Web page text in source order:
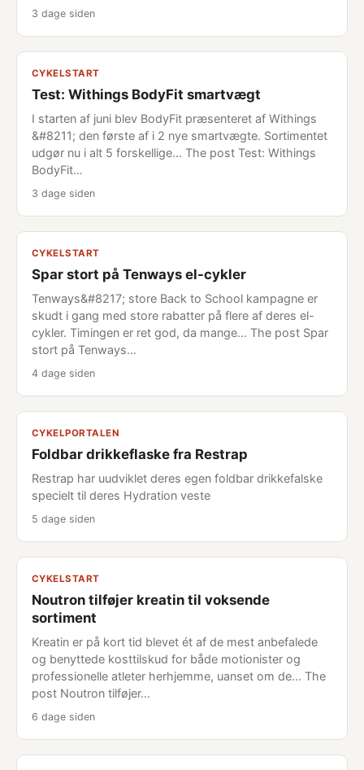
3 dage siden
CYKELSTART
Test: Withings BodyFit smartvægt
I starten af juni blev BodyFit præsenteret af Withings
&#8211; den første af i 2 nye smartvægte. Sortimentet
udgør nu i alt 5 forskellige... The post Test: Withings
BodyFit…
3 dage siden
CYKELSTART
Spar stort på Tenways el-cykler
Tenways&#8217; store Back to School kampagne er
skudt i gang med store rabatter på flere af deres el-
cykler. Timingen er ret god, da mange... The post Spar
stort på Tenways…
4 dage siden
CYKELPORTALEN
Foldbar drikkeflaske fra Restrap
Restrap har uudviklet deres egen foldbar drikkefalske
specielt til deres Hydration veste
5 dage siden
CYKELSTART
Noutron tilføjer kreatin til voksende
sortiment
Kreatin er på kort tid blevet ét af de mest anbefalede
og benyttede kosttilskud for både motionister og
professionelle atleter herhjemme, uanset om de... The
post Noutron tilføjer…
6 dage siden